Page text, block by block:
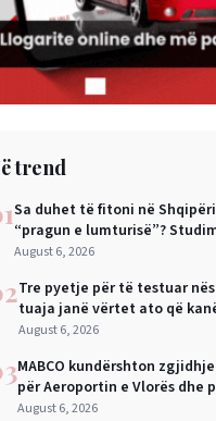
trend
Sa duhet të fitoni në
“pragun e lumturisë”?
në 28 mijë dollarë në vit
August 6, 2026
Tre pyetje për të testuar
tuaja janë vërtet ato që
rëndësi
August 6, 2026
MABCO kundërshton
për Aeroportin e Vlorës dhe
arbitrazh ndërkombëtar
August 6, 2026